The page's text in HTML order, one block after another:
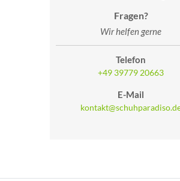
Fragen?
Wir helfen gerne
Telefon
+49 39779 20663
E-Mail